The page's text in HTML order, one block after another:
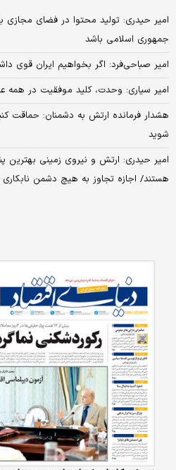
امیر حیدری: تولید محتوا در فضای مجازی
جمهوری اسلامی باشد
امیر صباحی‌فرد: اگر بخواهیم ایران قوی
امیر سیاری: وحدت، کلید موفقیت در همه
هشدار فرمانده ارتش به دشمنان: حماقت
شوید
امیر حیدری: ارتش و نیروی زمینی بهترین
هستند/ اجازه تجاوز به هیچ دشمن